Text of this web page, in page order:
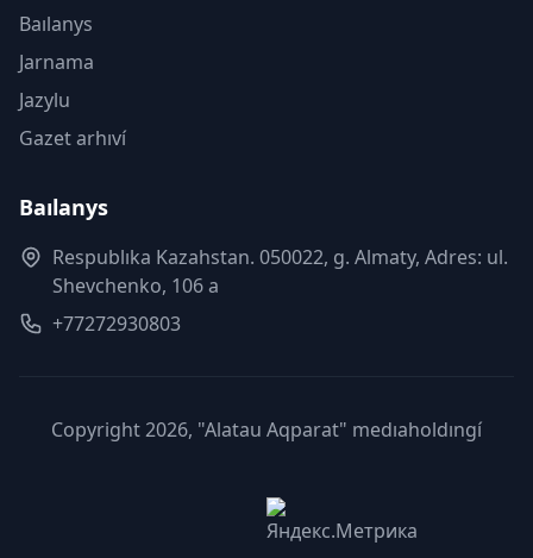
Baılanys
Jarnama
Jazylu
Gazet arhıví
Baılanys
Respublıka Kazahstan. 050022, g. Almaty, Adres: ul.
Shevchenko, 106 a
+77272930803
Copyright 2026, "Alatau Aqparat" medıaholdıngí